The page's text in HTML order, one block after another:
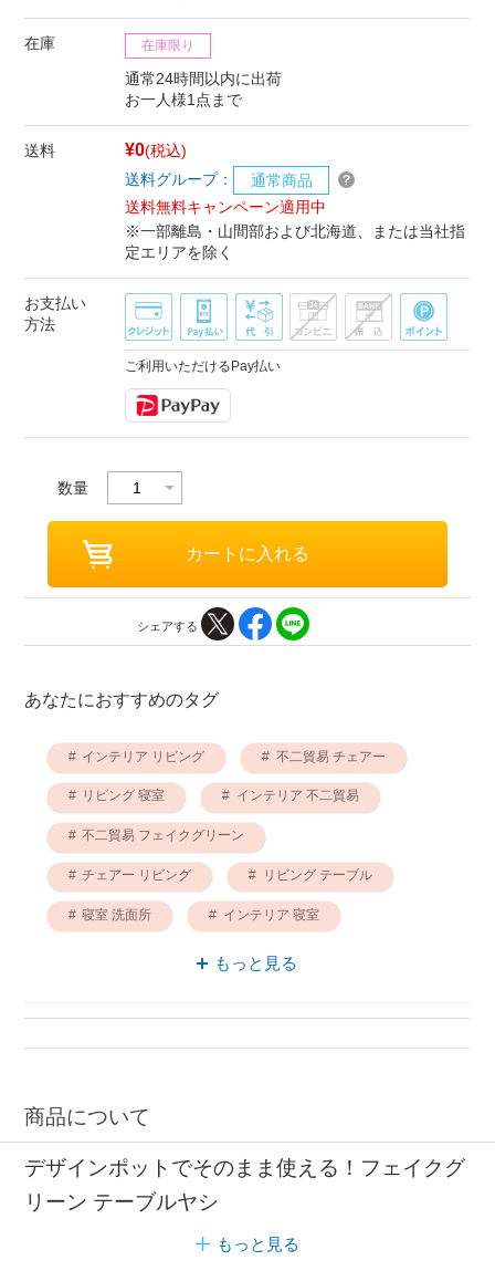
在庫 在庫限り
通常24時間以内に出荷
お一人様1点まで
送料 ¥0(税込)
送料グループ：
通常商品
送料無料キャンペーン適用中
※一部離島・山間部および北海道、または当社指
定エリアを除く
お支払い
方法
ご利用いただけるPay払い
数量
シェアする
あなたにおすすめのタグ
インテリア リビング 不二貿易 チェアー
リビング 寝室 インテリア 不二貿易
不二貿易 フェイクグリーン
チェアー リビング リビング テーブル
寝室 洗面所 インテリア 寝室
もっと見る
商品について
デザインポットでそのまま使える！フェイクグ
リーン テーブルヤシ
もっと見る